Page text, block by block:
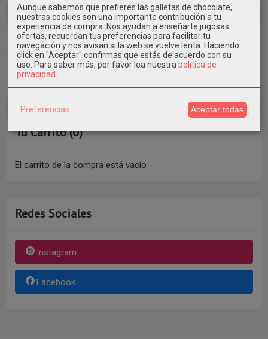
Costes de Envío
GRATIS *
Tu Carrito (0)
El carrito de la compra está vacío
Redes Sociales
Instagram
Facebook
Aunque sabemos que prefieres las galletas de chocolate,
nuestras cookies son una importante contribución a tu
experiencia de compra. Nos ayudan a enseñarte jugosas
ofertas, recuerdan tus preferencias para facilitar tu
navegación y nos avisan si la web se vuelve lenta. Haciendo
click en "Aceptar" confirmas que estás de acuerdo con su
uso. Para saber más, por favor lea nuestra política de
privacidad
Preferencias Aceptar todas